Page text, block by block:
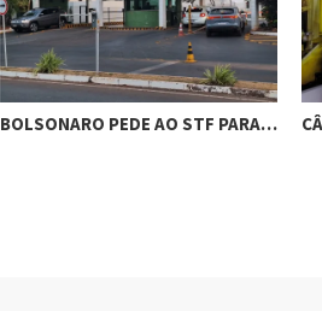
BOLSONARO PEDE AO STF PARA…